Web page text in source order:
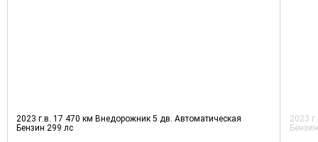
2023 г.в. 17 470 км Внедорожник 5 дв. Автоматическая
Бензин 299 лс
2023